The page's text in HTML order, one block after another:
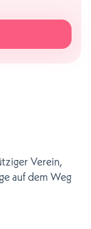
Verein,
auf dem Weg